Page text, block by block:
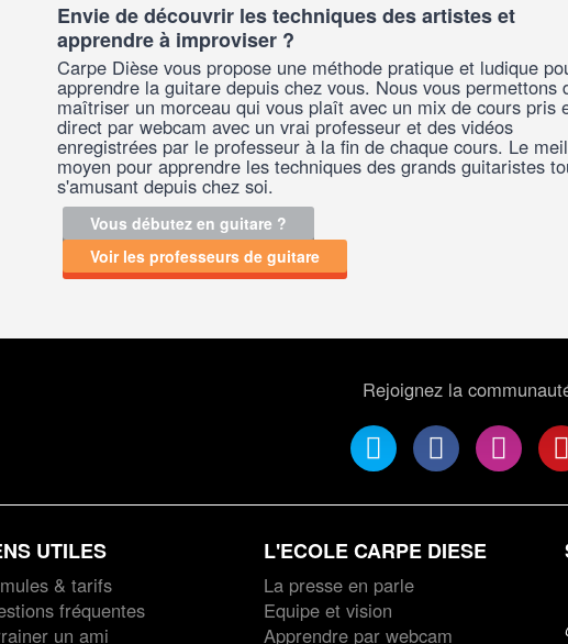
Envie de découvrir les techniques des artistes et
apprendre à improviser ?
Carpe Dièse vous propose une méthode pratique et ludique
apprendre la guitare depuis chez vous. Nous vous permettons
maîtriser un morceau qui vous plaît avec un mix de cours pris
direct par webcam avec un vrai professeur et des vidéos
enregistrées par le professeur à la fin de chaque cours. Le
moyen pour apprendre les techniques des grands guitaristes
s'amusant depuis chez soi.
Vous débutez en guitare ?
Voir les professeurs de guitare
Rejoignez la
UTILES
& tarifs
fréquentes
un ami
L'ECOLE CARPE DIESE
La presse en parle
Equipe et vision
Apprendre par webcam